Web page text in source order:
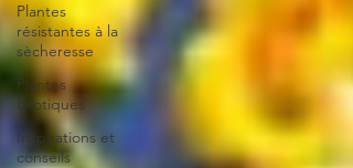
Plantes
résistantes à la
sècheresse
Plantes
Exotiques
Inspirations et
conseils